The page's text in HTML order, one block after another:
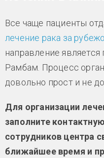
Все чаще пациенты
лечение рака за
направление
Рамбам. Процесс
довольно прост и не
Для организации
заполните
сотрудников центра
ближайшее время и